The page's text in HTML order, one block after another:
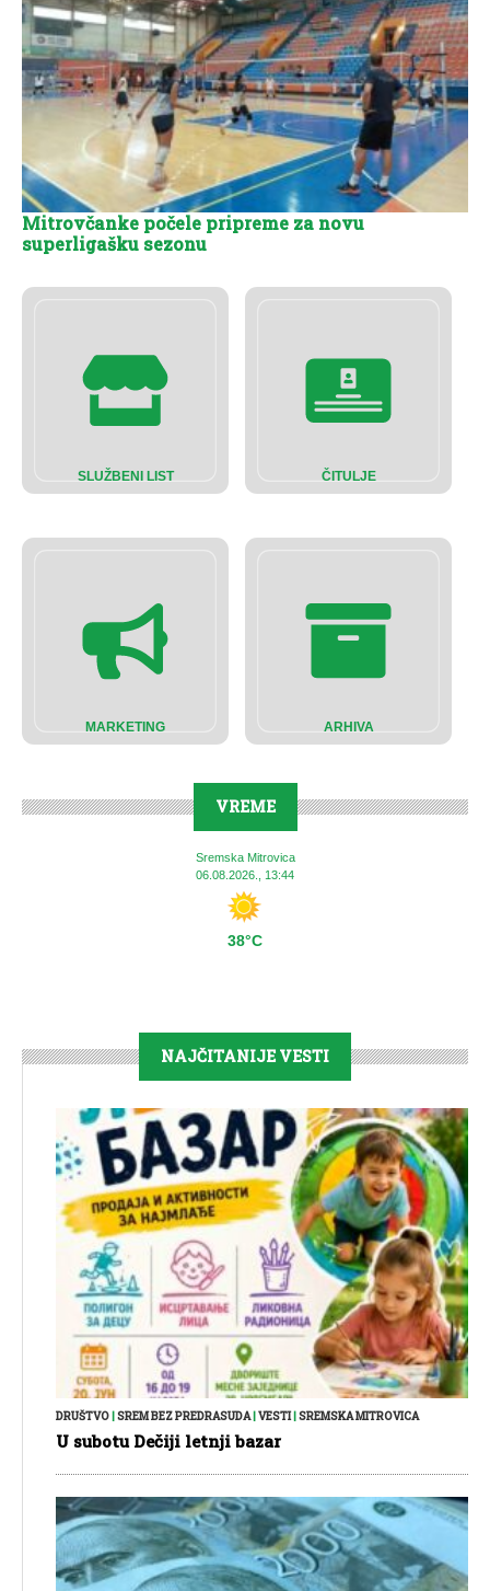
SLUŽBENI LIST ČITULJE
MARKETING ARHIVA
VREME
Sremska Mitrovica
06.08.2026., 13:44
38°C
Mitrovčanke počele pripreme za novu
superligašku sezonu
NAJČITANIJE VESTI
DRUŠTVO SREM BEZ PREDRASUDA| VESTI| SREMSKA MITROVICA
U subotu Dečiji letnji bazar